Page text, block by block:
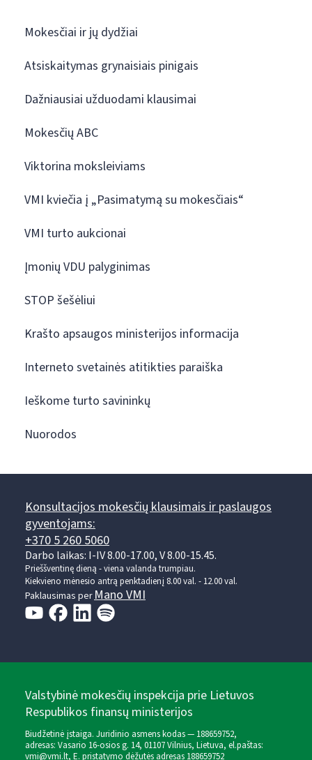
Mokesčiai ir jų dydžiai
Atsiskaitymas grynaisiais pinigais
Dažniausiai užduodami klausimai
Mokesčių ABC
Viktorina moksleiviams
VMI kviečia į „Pasimatymą su mokesčiais“
VMI turto aukcionai
Įmonių VDU palyginimas
STOP šešėliui
Krašto apsaugos ministerijos informacija
Interneto svetainės atitikties paraiška
Ieškome turto savininkų
Nuorodos
Konsultacijos mokesčių klausimais ir paslaugos
gyventojams:
+370 5 260 5060
Darbo laikas: I-IV 8.00-17.00, V 8.00-15.45.
Prieššventinę dieną - viena valanda trumpiau.
Kiekvieno mėnesio antrą penktadienį 8.00 val. - 12.00 val.
Paklausimas perMano VMI
Valstybinė mokesčių inspekcija prie Lietuvos
Respublikos finansų ministerijos
Biudžetinė įstaiga. Juridinio asmens kodas — 188659752,
adresas: Vasario 16-osios g. 14, 01107 Vilnius, Lietuva, el.paštas:
vmi@vmi.lt, E. pristatymo dėžutės adresas 188659752